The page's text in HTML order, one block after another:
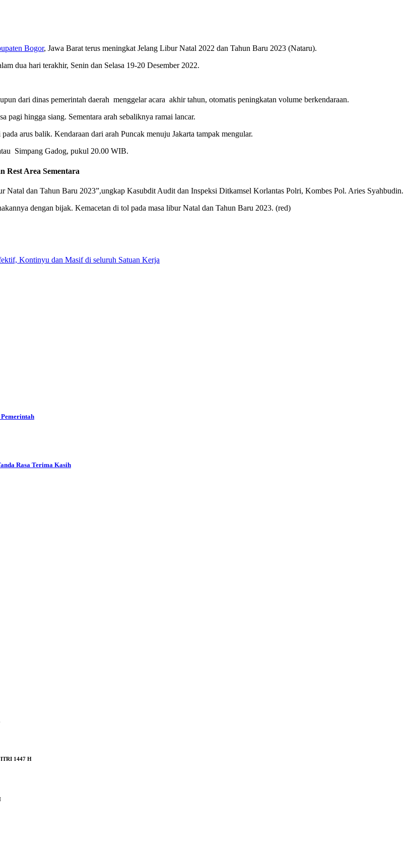
Bogor, Jawa Barat terus meningkat Jelang Libur Natal 2022 dan Tahun Baru 2023 (Nataru).
dua hari terakhir, Senin dan Selasa 19-20 Desember 2022.
dari dinas pemerintah daerah menggelar acara akhir tahun, otomatis peningkatan volume berkendaraan.
pagi hingga siang. Sementara arah sebaliknya ramai lancar.
arus balik. Kendaraan dari arah Puncak menuju Jakarta tampak mengular.
Simpang Gadog, pukul 20.00 WIB.
Rest Area Sementara
Natal dan Tahun Baru 2023”,ungkap Kasubdit Audit dan Inspeksi Ditkamsel Korlantas Polri, Kombes Pol. Aries Syahbudin.
dengan bijak. Kemacetan di tol pada masa libur Natal dan Tahun Baru 2023. (red)
Kontinyu dan Masif di seluruh Satuan Kerja
Rasa Terima Kasih
1447 H